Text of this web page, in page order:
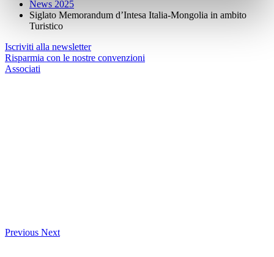
News 2025
Siglato Memorandum d’Intesa Italia-Mongolia in ambito
Turistico
Iscriviti alla newsletter
Risparmia con le nostre convenzioni
Associati
Previous Next